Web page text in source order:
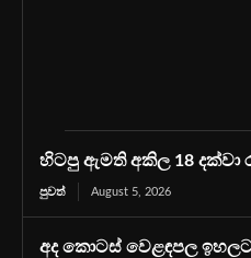
හිටපු ඇමති අකිල 18 දක්වා
පුවත් August 5, 2026
අද කොටස් වෙළඳපල